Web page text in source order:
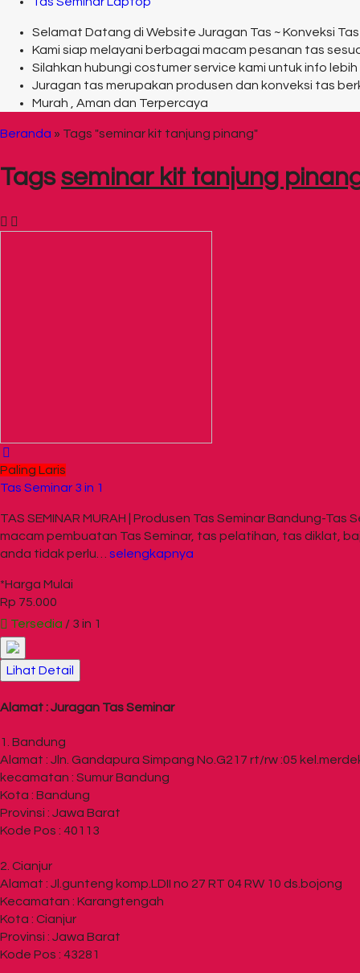
Selamat Datang di Website Juragan Tas ~ Konveksi
Kami siap melayani berbagai macam pesanan tas
Silahkan hubungi costumer service kami untuk info
Juragan tas merupakan produsen dan konveksi tas
Murah , Aman dan Terpercaya
Beranda » Tags "seminar kit tanjung pinang"
Tagsseminar kit tanjung
Paling Laris
Tas Seminar 3 in 1
TAS SEMINAR MURAH | Produsen Tas Seminar Bandung-
macam pembuatan Tas Seminar, tas pelatihan, tas diklat,
anda tidak perlu… selengkapnya
*Harga Mulai
Rp 75.000
Tersedia / 3 in 1
Lihat Detail
Alamat : Juragan Tas Seminar
1. Bandung
Alamat : Jln. Gandapura Simpang No.G217 rt/rw :05
kecamatan : Sumur Bandung
Kota : Bandung
Provinsi : Jawa Barat
Kode Pos : 40113
2. Cianjur
Alamat : Jl.gunteng komp.LDII no 27 RT 04 RW 10 ds.bojong
Kecamatan : Karangtengah
Kota : Cianjur
Provinsi : Jawa Barat
Kode Pos : 43281